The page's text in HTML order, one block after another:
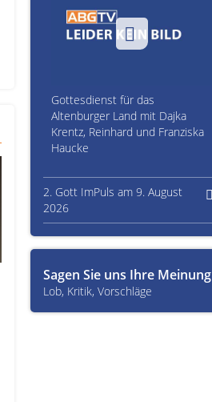
Gottesdienst für das
Altenburger Land mit Dajka
Krentz, Reinhard und Franziska
Haucke
2. Gott ImPuls am 9. August
2026
Sagen Sie uns Ihre Meinung
Lob, Kritik, Vorschläge